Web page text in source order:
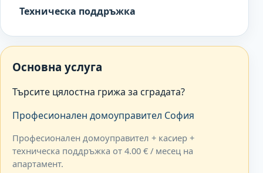
Техническа поддръжка
Основна услуга
Търсите цялостна грижа за сградата?
Професионален домоуправител София
Професионален домоуправител + касиер +
техническа поддръжка от 4.00 € / месец на
апартамент.